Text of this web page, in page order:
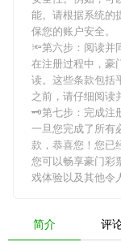
能。请根据系统的
保您的账户安全。
🔦第六步：阅读并
在注册过程中，豪
读。这些条款包
之前，请仔细阅读
🗝第七步：完成注
一旦您完成了所有
款，恭喜您！您已
您可以畅享豪门彩
戏体验以及其他令
简介 评